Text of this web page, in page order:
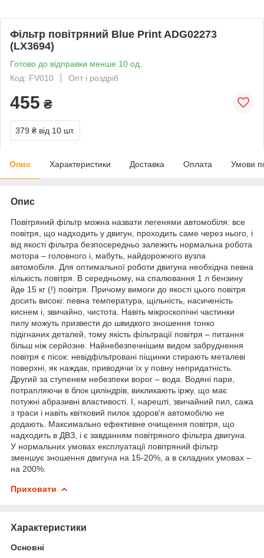
Фільтр повітряний Blue Print ADG02273
(LX3694)
Готово до відправки менше 10 од.
Код: FV010
Опт і роздріб
455 ₴
379 ₴ від 10 шт.
Опис Характеристики Доставка Оплата Умови
Опис
Повітряний фільтр можна назвати легенями автомобіля: все
повітря, що надходить у двигун, проходить саме через нього, і
від якості фільтра безпосередньо залежить нормальна робота
мотора – головного і, мабуть, найдорожчого вузла
автомобіля. Для оптимальної роботи двигуна необхідна певна
кількість повітря. В середньому, на спалювання 1 л бензину
йде 15 кг (!) повітря. Причому вимоги до якості цього повітря
досить високі: певна температура, щільність, насиченість
киснем і, звичайно, чистота. Навіть мікроскопічні частинки
пилу можуть призвести до швидкого зношення тонко
підігнаних деталей, тому якість фільтрації повітря – питання
більш ніж серйозне. Найнебезпечнішим видом забруднення
повітря є пісок: невідфільтровані піщинки стирають металеві
поверхні, як наждак, приводячи їх у повну непридатність.
Другий за ступенем небезпеки ворог – вода. Водяні пари,
потрапляючи в блок циліндрів, викликають іржу, що має
потужні абразивні властивості. І, нарешті, звичайний пил, сажа
з траси і навіть квітковий пилок здоров'я автомобілю не
додають. Максимально ефективне очищення повітря, що
надходить в ДВЗ, і є завданням повітряного фільтра двигуна.
У нормальних умовах експлуатації повітряний фільтр
зменшує зношення двигуна на 15-20%, а в складних умовах –
на 200%.
Приховати
Характеристики
Основні